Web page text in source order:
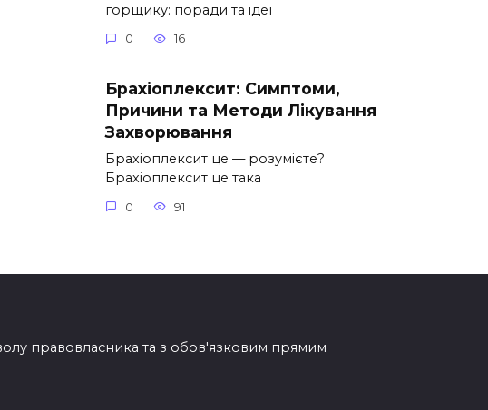
горщику: поради та ідеї
0 16
Брахіоплексит: Симптоми,
Причини та Методи Лікування
Захворювання
Брахіоплексит це — розумієте?
Брахіоплексит це така
0 91
правовласника та з обов'язковим прямим